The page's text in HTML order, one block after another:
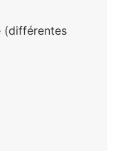
(différentes